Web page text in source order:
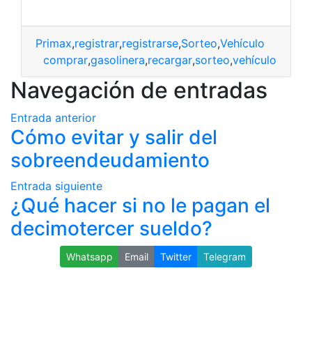
Primax,registrar,registrarse,Sorteo,Vehículo
comprar,gasolinera,recargar,sorteo,vehículo
Navegación de entradas
Entrada anterior
Cómo evitar y salir del
sobreendeudamiento
Entrada siguiente
¿Qué hacer si no le pagan el
decimotercer sueldo?
Whatsapp Email Twitter Telegram